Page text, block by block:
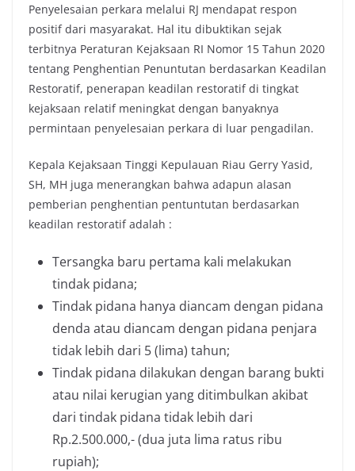
Penyelesaian perkara melalui RJ mendapat respon
positif dari masyarakat. Hal itu dibuktikan sejak
terbitnya Peraturan Kejaksaan RI Nomor 15 Tahun 2020
tentang Penghentian Penuntutan berdasarkan Keadilan
Restoratif, penerapan keadilan restoratif di tingkat
kejaksaan relatif meningkat dengan banyaknya
permintaan penyelesaian perkara di luar pengadilan.
Kepala Kejaksaan Tinggi Kepulauan Riau Gerry Yasid,
SH, MH juga menerangkan bahwa adapun alasan
pemberian penghentian pentuntutan berdasarkan
keadilan restoratif adalah :
Tersangka baru pertama kali melakukan
tindak pidana;
Tindak pidana hanya diancam dengan pidana
denda atau diancam dengan pidana penjara
tidak lebih dari 5 (lima) tahun;
Tindak pidana dilakukan dengan barang bukti
atau nilai kerugian yang ditimbulkan akibat
dari tindak pidana tidak lebih dari
Rp.2.500.000,- (dua juta lima ratus ribu
rupiah);